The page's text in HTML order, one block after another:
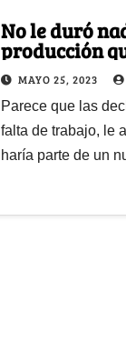
No le duró
producción
actuación a
MAYO 25, 2023
Parece que las
falta de trabajo, le
haría parte de un